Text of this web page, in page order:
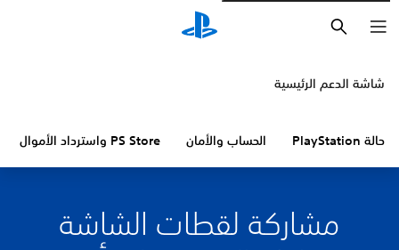
شاشة الدعم الرئيسية
حالة PlayStation الحساب والأمان PS Store واسترداد الأموال
مشاركة لقطات الشاشة